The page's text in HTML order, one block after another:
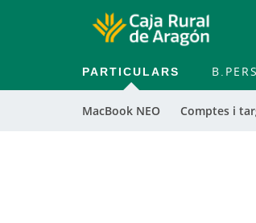
PARTICULARS
MacBook NEO Comptes i